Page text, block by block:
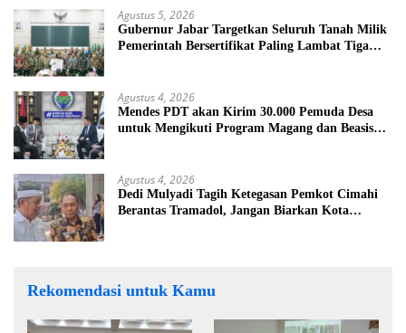
Agustus 5, 2026
Gubernur Jabar Targetkan Seluruh Tanah Milik
Pemerintah Bersertifikat Paling Lambat Tiga
Agustus 4, 2026
Mendes PDT akan Kirim 30.000 Pemuda Desa
untuk Mengikuti Program Magang dan Beasiswa
Agustus 4, 2026
Dedi Mulyadi Tagih Ketegasan Pemkot Cimahi
Berantas Tramadol, Jangan Biarkan Kota
Rekomendasi untuk Kamu